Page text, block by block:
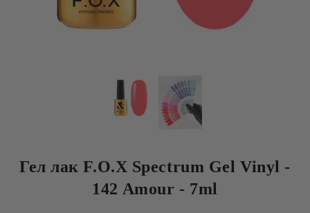
Гел лак F.O.X Spectrum Gel Vinyl -
142 Amour - 7ml